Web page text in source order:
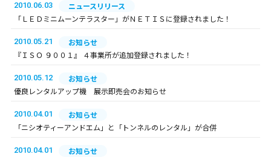
2010.06.03
ニュースリリース
「ＬＥＤミニムーンテラスター」がＮＥＴＩＳに登録されました！
2010.05.21
お知らせ
『ＩＳＯ ９００１』 ４事業所が追加登録されました！
2010.05.12
お知らせ
優良レンタルアップ機 展示即売会のお知らせ
2010.04.01
お知らせ
「ニシオティーアンドエム」と「トンネルのレンタル」が合併
2010.04.01
お知らせ